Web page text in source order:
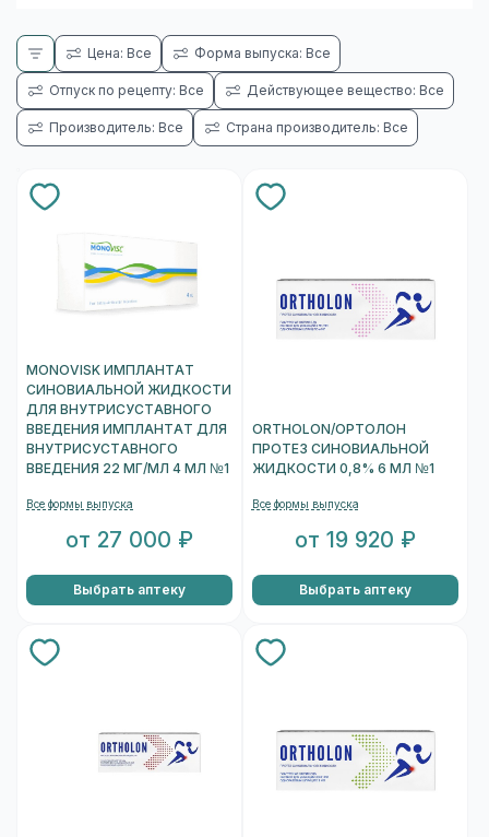
Цена: Все Форма выпуска: Все
Отпуск по рецепту: Все Действующее вещество: Все
Производитель: Все Страна производитель: Все
MONOVISK ИМПЛАНТАТ
СИНОВИАЛЬНОЙ ЖИДКОСТИ
ДЛЯ ВНУТРИСУСТАВНОГО
ВВЕДЕНИЯ ИМПЛАНТАТ ДЛЯ
ВНУТРИСУСТАВНОГО
ВВЕДЕНИЯ 22 МГ/МЛ 4 МЛ №1
Все формы выпуска
от 27 000 ₽
Выбрать аптеку
ORTHOLON/ОРТОЛОН
ПРОТЕЗ СИНОВИАЛЬНОЙ
ЖИДКОСТИ 0,8% 6 МЛ №1
Все формы выпуска
от 19 920 ₽
Выбрать аптеку